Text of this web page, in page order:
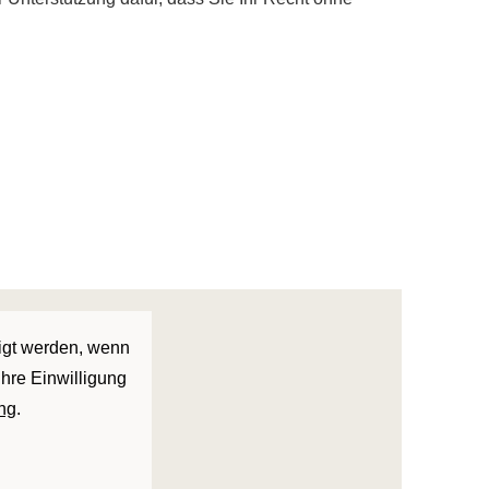
werden, wenn
Einwilligung
.